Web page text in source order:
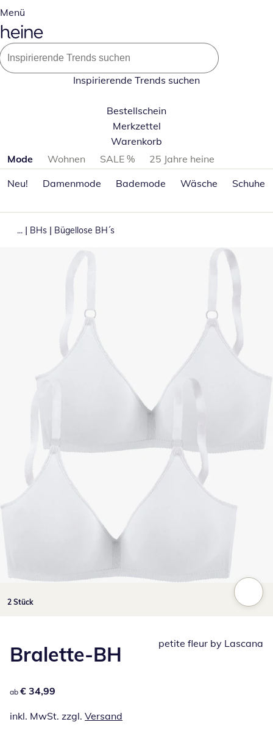
Menü
Inspirierende Trends suchen
Bestellschein
Merkzettel
Warenkorb
Produktkategorien überspringen
Mode Wohnen SALE %
25 Jahre heine
Neu!
Damenmode Bademode Wäsche Schuhe
... | BHs | Bügellose BH´s
2 Stück
Bralette-BH
€ 34,99
ab € 34,99
inkl. MwSt. zzgl. Versand
petite fleur by Lascana